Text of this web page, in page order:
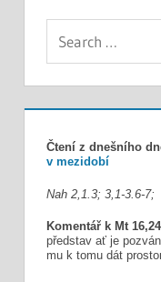
Čtení z dnešního
v mezidobí
Nah 2,1.3; 3,1-3.6-7;
Komentář k Mt
představ ať je
mu k tomu dát